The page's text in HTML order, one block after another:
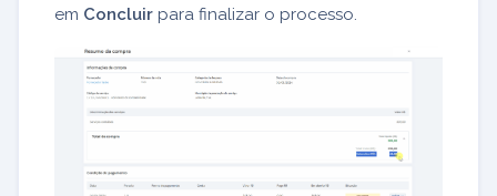
em Concluir para finalizar o processo.